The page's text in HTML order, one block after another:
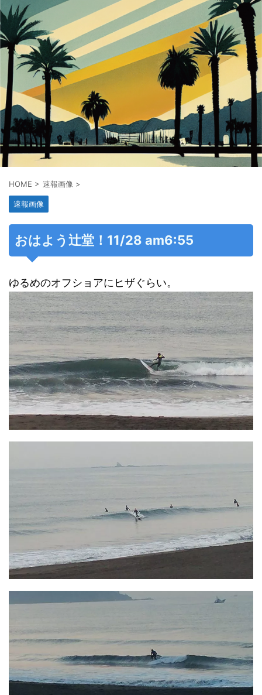
HOME > 速報画像 >
速報画像
おはよう辻堂！11/28 am6:55
ゆるめのオフショアにヒザぐらい。